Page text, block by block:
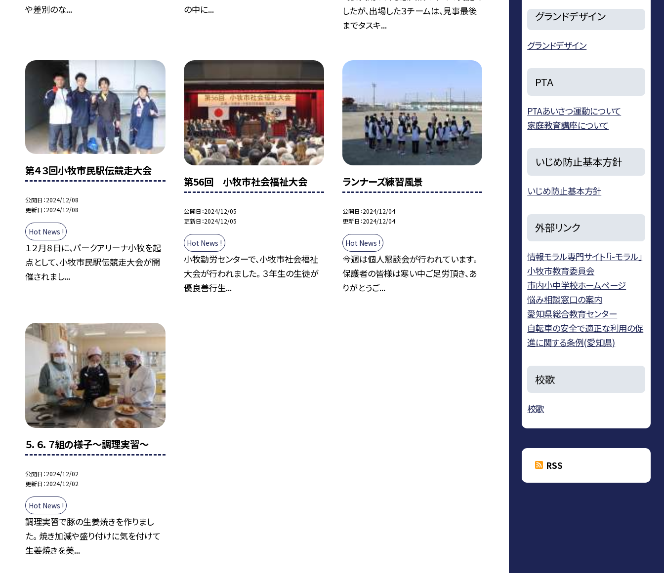
や差別のな...
の中に...
したが、出場した３チームは、見事最後
までタスキ...
第４３回小牧市民駅伝競走大会
公開日 2024/12/08
更新日 2024/12/08
Hot News !
１２月８日に、パークアリーナ小牧を起
点として、小牧市民駅伝競走大会が開
催されまし...
第56回 小牧市社会福祉大会
公開日 2024/12/05
更新日 2024/12/05
Hot News !
小牧勤労センターで、小牧市社会福祉
大会が行われました。 ３年生の生徒が
優良善行生...
ランナーズ練習風景
公開日 2024/12/04
更新日 2024/12/04
Hot News !
今週は個人懇談会が行われています。
保護者の皆様は寒い中ご足労頂き、あ
りがとうご...
５．６．７組の様子〜調理実習〜
公開日 2024/12/02
更新日 2024/12/02
Hot News !
調理実習で豚の生姜焼きを作りまし
た。 焼き加減や盛り付けに気を付けて
生姜焼きを美...
グランドデザイン
グランドデザイン
PTA
PTAあいさつ運動について
家庭教育講座について
いじめ防止基本方針
いじめ防止基本方針
外部リンク
情報モラル専門サイト「i-モラル」
小牧市教育委員会
市内小中学校ホームページ
悩み相談窓口の案内
愛知県総合教育センター
自転車の安全で適正な利用の促
進に関する条例(愛知県)
校歌
校歌
RSS